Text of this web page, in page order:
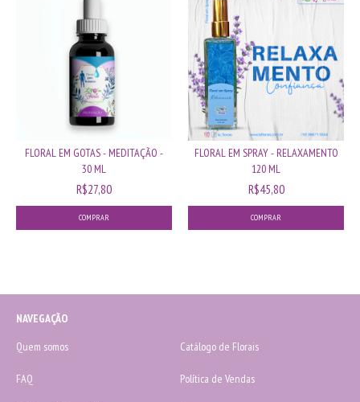
FLORAL EM GOTAS - MEDITAÇÃO -
30 ML
R$27,80
FLORAL EM SPRAY - RELAXAMENTO
120 ML
R$45,80
NAVEGAÇÃO
Quem somos
Catálogo de Florais
FAQ Política de Vendas